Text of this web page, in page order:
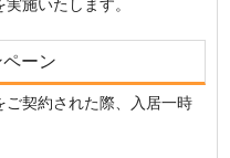
施いたします。
ーン
契約された際、入居一時